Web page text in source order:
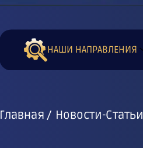
НАШИ НАПРАВЛЕНИЯ
Главная Новости-Статьи